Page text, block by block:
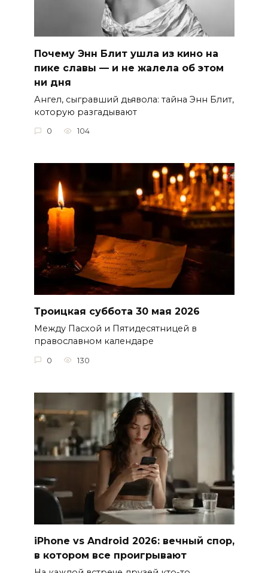
Почему Энн Блит ушла из кино на
пике славы — и не жалела об этом
ни дня
Ангел, сыгравший дьявола: тайна Энн Блит,
которую разгадывают
0 104
Троицкая суббота 30 мая 2026
Между Пасхой и Пятидесятницей в
православном календаре
0 130
iPhone vs Android 2026: вечный спор,
в котором все проигрывают